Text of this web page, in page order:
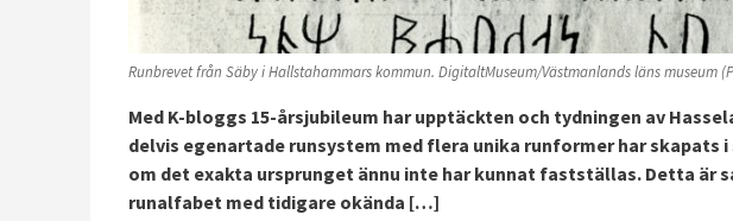
Runbrevet från Säby i Hallstahammars kommun. DigitaltMuseum/Västmanlands läns museum
Med K-bloggs 15-årsjubileum har upptäckten och tydningen av
delvis egenartade runsystem med flera unika runformer har skapats
om det exakta ursprunget ännu inte har kunnat fastställas. Detta är
runalfabet med tidigare okända […]